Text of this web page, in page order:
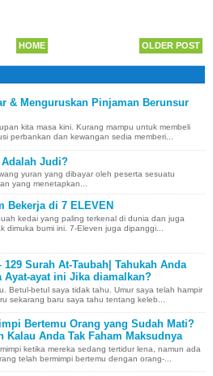
OLDER POST
HOME
& Menguruskan Pinjaman Berunsur
kita masa kini. Kurang mampu untuk membeli
perbankan dan kewangan sedia memberi...
Judi?
yuran yang dibayar oleh peserta sesuatu
yang menetapkan...
Bekerja di 7 ELEVEN
kedai yang paling terkenal di dunia dan juga
dimuka bumi ini. 7-Eleven juga dipanggi...
129 Surah At-Taubah| Tahukah Anda
Ayat-ayat ini Jika diamalkan?
Betul-betul saya tidak tahu. Umur saya telah hampir
sekarang baru saya tahu tentang keleb...
Bertemu Orang yang Sudah Mati?
Kalau Anda Tak Faham Maksudnya
ketika mereka sedang tertidur lena, namun ada
telah bermimpi bertemu dengan orang-...